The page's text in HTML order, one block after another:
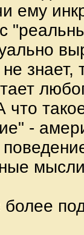
ему
знает,
что
-
более